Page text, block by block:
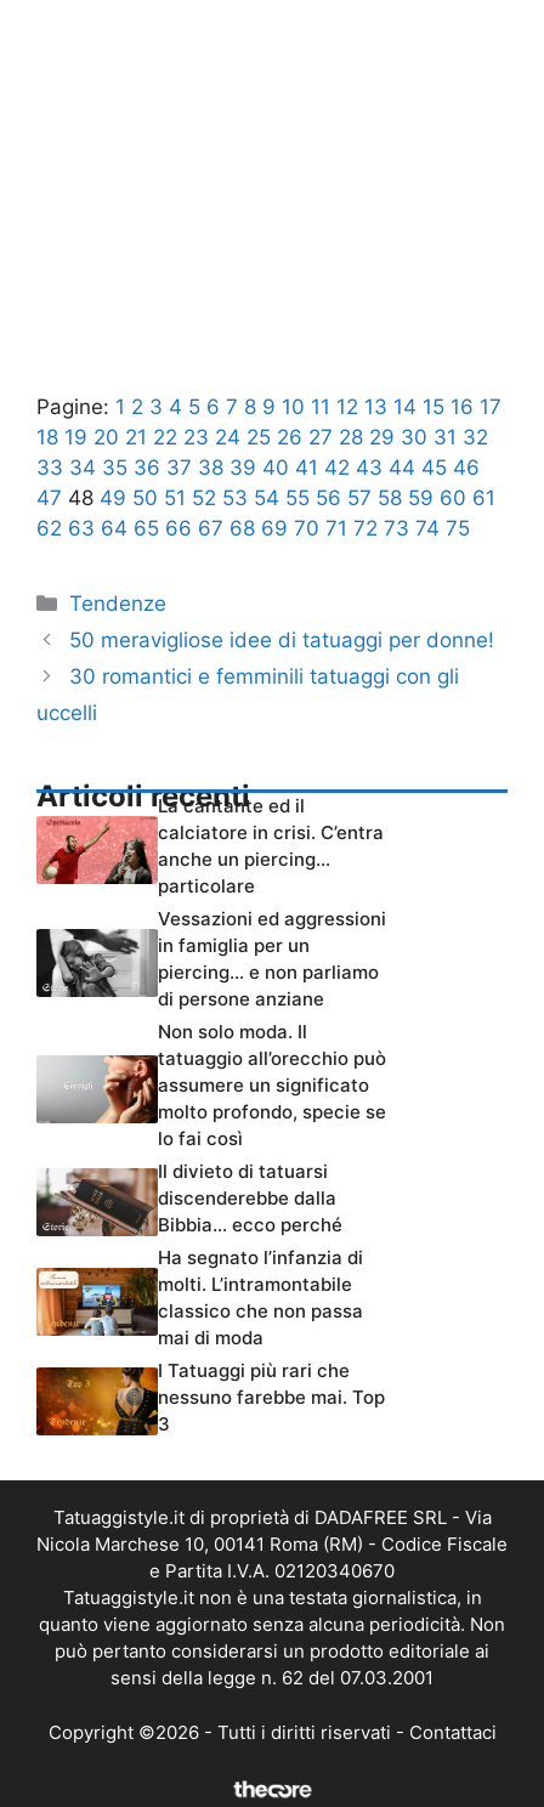
Pagine: 1 2 3 4 5 6 7 8 9 10 11 12 13 14 15 16 17
18 19 20 21 22 23 24 25 26 27 28 29 30 31 32
33 34 35 36 37 38 39 40 41 42 43 44 45 46
47 48 49 50 51 52 53 54 55 56 57 58 59 60 61
62 63 64 65 66 67 68 69 70 71 72 73 74 75
Categorie
Tendenze
50 meravigliose idee di tatuaggi per donne!
30 romantici e femminili tatuaggi con gli
uccelli
Articoli recenti
La cantante ed il
calciatore in crisi. C’entra
anche un piercing…
particolare
Vessazioni ed aggressioni
in famiglia per un
piercing… e non parliamo
di persone anziane
Non solo moda. Il
tatuaggio all’orecchio può
assumere un significato
molto profondo, specie se
lo fai così
Il divieto di tatuarsi
discenderebbe dalla
Bibbia… ecco perché
Ha segnato l’infanzia di
molti. L’intramontabile
classico che non passa
mai di moda
I Tatuaggi più rari che
nessuno farebbe mai. Top
3
Tatuaggistyle.it di proprietà di DADAFREE SRL - Via
Nicola Marchese 10, 00141 Roma (RM) - Codice Fiscale
e Partita I.V.A. 02120340670
Tatuaggistyle.it non è una testata giornalistica, in
quanto viene aggiornato senza alcuna periodicità. Non
può pertanto considerarsi un prodotto editoriale ai
sensi della legge n. 62 del 07.03.2001
Copyright ©2026 - Tutti i diritti riservati - Contattaci